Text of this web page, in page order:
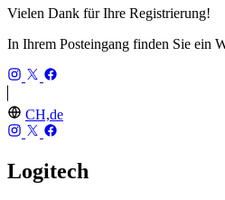
Vielen Dank für Ihre Registrierung!
In Ihrem Posteingang finden Sie ein
CH,de
Logitech